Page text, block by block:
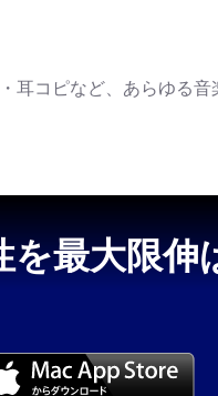
耳コピなど、あらゆる音
最大限